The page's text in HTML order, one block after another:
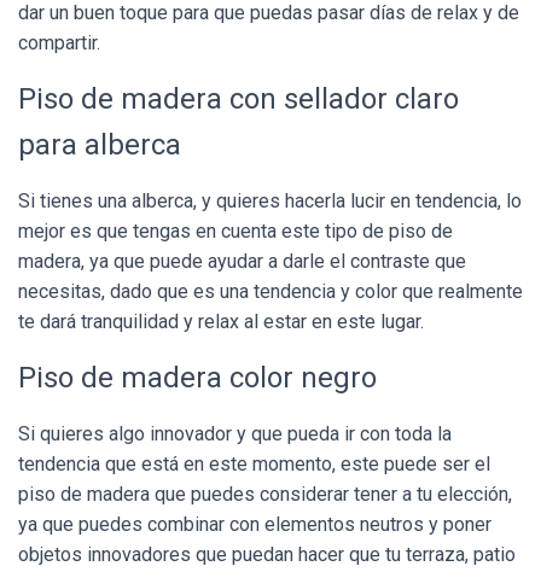
dar un buen toque para que puedas pasar días de relax y de
compartir.
Piso de madera con sellador claro
para alberca
Si tienes una alberca, y quieres hacerla lucir en tendencia, lo
mejor es que tengas en cuenta este tipo de piso de
madera, ya que puede ayudar a darle el contraste que
necesitas, dado que es una tendencia y color que realmente
te dará tranquilidad y relax al estar en este lugar.
Piso de madera color negro
Si quieres algo innovador y que pueda ir con toda la
tendencia que está en este momento, este puede ser el
piso de madera que puedes considerar tener a tu elección,
ya que puedes combinar con elementos neutros y poner
objetos innovadores que puedan hacer que tu terraza, patio